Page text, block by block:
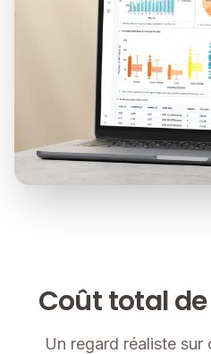
Coût total
Un regard réaliste sur